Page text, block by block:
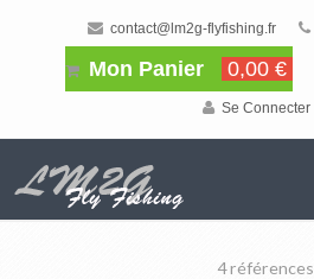
contact@lm2g-flyfishing.fr
Mon Panier 0,00 €
Se Connecter
4 références